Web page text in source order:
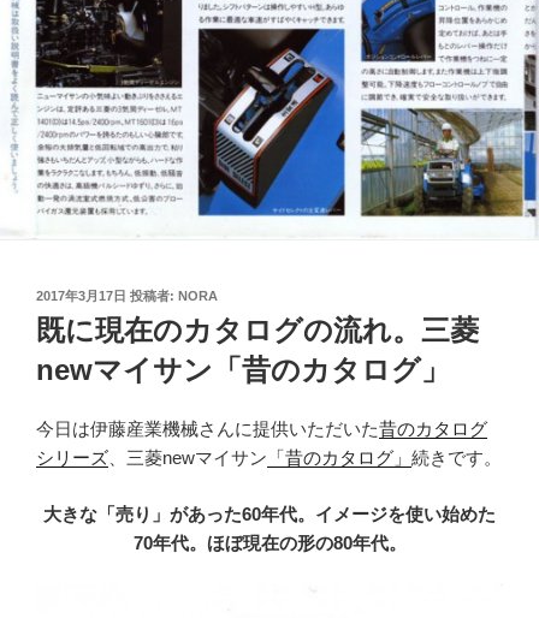
投
稿
日:
2017年3月17日 投稿者: NORA
既に現在のカタログの流れ。三菱
newマイサン「昔のカタログ」
今日は伊藤産業機械さんに提供いただいた昔のカタログ
シリーズ 、三菱newマイサン 「昔のカタログ」 続きです。
大きな「売り」があった60年代。イメージを使い始めた
70年代。ほぼ現在の形の80年代。